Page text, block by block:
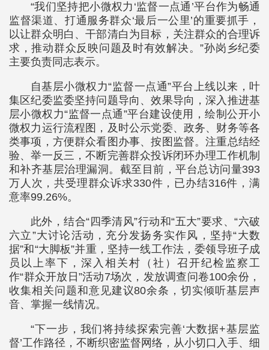
“我们坚持把小微权力‘监督一点通’平台作为畅通
监督渠道、打通服务群众‘最后一公里’的重要抓手，
以让群众明白、干部清白为目标，关注群众的合理诉
求，推动群众反映问题及时有效解决。”孙岗乡纪委
主要负责同志表示。
自基层小微权力“监督一点通”平台上线以来，叶
集区纪委监委坚持问题导向、效果导向，深入推进基
层小微权力“监督一点通”平台建设使用，绘制公开小
微权力运行流程图，及时公示党委、政务、财务等各
类事项，方便群众看图办事、按图监督。注重总结经
验、举一反三，不断完善群众投诉闭环办理工作机制
和补齐基层治理漏洞。截至目前，平台总访问量393
万人次，共受理群众诉求330件，已办结316件，满
意率99.26%。
此外，结合“四季清风”行动和“五大”要求、“六破
六立”大讨论活动，充分发扬务实作风，坚持“大数
据”和“大脚板”并重，坚持一线工作法，委领导班子成
员以上率下，深入相关村（社）召开纪检监察工
作“群众开放日”活动7场次，发放调查问卷100余份，
收集相关问题和意见建议80余条，切实倾听基层声
音、掌握一线情况。
“下一步，我们将持续探索完善‘大数据+基层监
督’工作路径，不断织密监督网络，从小切口入手、细